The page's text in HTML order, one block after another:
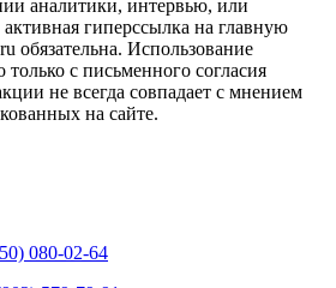
аналитики, интервью, или
гиперссылка на главную
обязательна. Использование
с письменного согласия
не всегда совпадает с мнением
на сайте.
080-02-64